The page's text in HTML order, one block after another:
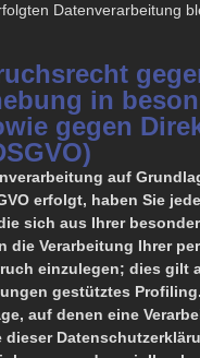
Datenverarbeitung
in
gegen
auf
erfolgt, haben Sie
sich aus Ihrer
die Verarbeitung Ihrer
einzulegen; dies gilt
gestütztes
auf denen eine
dieser